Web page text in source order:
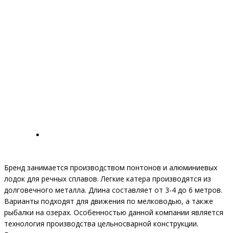
Бренд занимается производством понтонов и алюминиевых
лодок для речных сплавов. Легкие катера производятся из
долговечного металла. Длина составляет от 3-4 до 6 метров.
Варианты подходят для движения по мелководью, а также
рыбалки на озерах. Особенностью данной компании является
технология производства цельносварной конструкции.